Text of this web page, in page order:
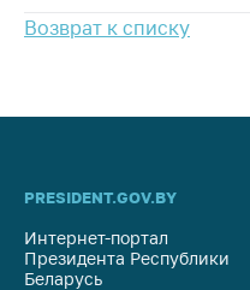
Возврат к списку
PRESIDENT.GOV.BY
Интернет-портал
Президента Республики
Беларусь